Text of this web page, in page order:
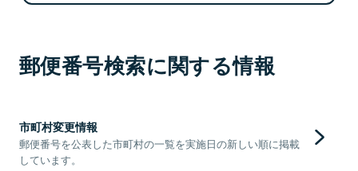
郵便番号検索に関する情報
市町村変更情報
郵便番号を公表した市町村の一覧を実施日の新しい順に掲載
しています。